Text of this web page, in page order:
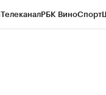
ТелеканалРБК ВиноСпорт